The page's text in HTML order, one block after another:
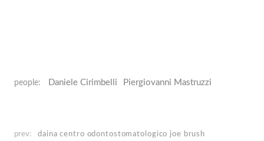
people: Daniele Cirimbelli Piergiovanni Mastruzzi
prev: daina centro odontostomatologico joe brush